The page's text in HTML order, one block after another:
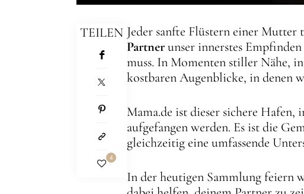
TEILEN
4
Jeder sanfte Flüstern einer
Partnerunser innerstes
muss. In Momenten stiller Nähe,
kostbaren Augenblicke, in denen
Mama.de ist dieser sichere
aufgefangen werden. Es ist die
gleichzeitig eine umfassende
In der heutigen Sammlung feiern